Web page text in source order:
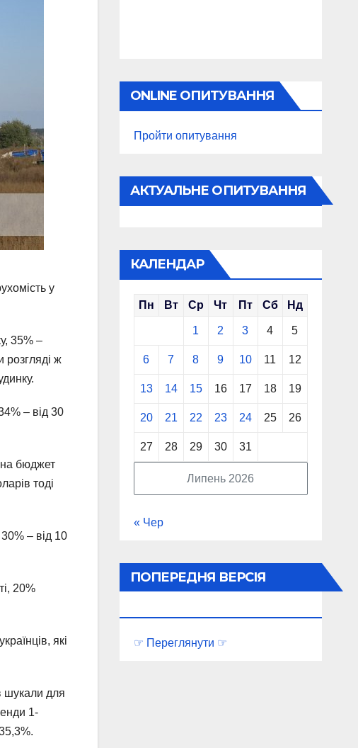
у
35% –
розгляді ж
– від 30
на бюджет
тоді
– від 10
20%
які
шукали для
1-
ONLINE ОПИТУВАННЯ
Пройти опитування
АКТУАЛЬНЕ ОПИТУВАННЯ
КАЛЕНДАР
Липень 2026
Пн Вт Ср Чт Пт Сб Нд
1 2 3 4 5
6 7 8 9 10 11 12
13 14 15 16 17 18 19
20 21 22 23 24 25 26
27 28 29 30 31
« Чер
ПОПЕРЕДНЯ ВЕРСІЯ
☞ Переглянути ☞